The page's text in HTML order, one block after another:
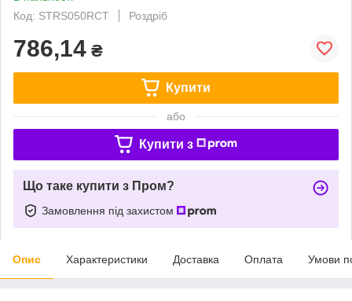
Код: STRS050RCT
Роздріб
786,14 ₴
Купити
або
Купити з
Що таке купити з Пром?
Замовлення під захистом
Опис Характеристики Доставка Оплата Умови